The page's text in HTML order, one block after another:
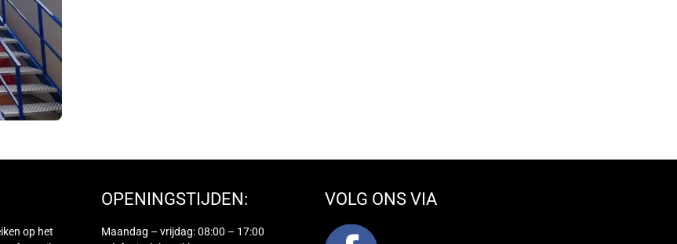
op het
OPENINGSTIJDEN:
Maandag – vrijdag: 08:00 – 17:00
VOLG ONS VIA